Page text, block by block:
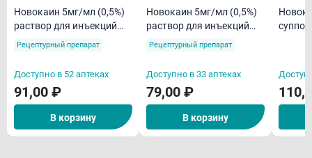
Новокаин 5мг/мл (0,5%)
раствор для инъекций
10мл N10
Рецептурный препарат
Доступно в 52 аптеках
91,00 ₽
В корзину
Новокаин 5мг/мл (0,5%)
раствор для инъекций
5мл N10
Рецептурный препарат
Доступно в 33 аптеках
79,00 ₽
В корзину
Новокаин